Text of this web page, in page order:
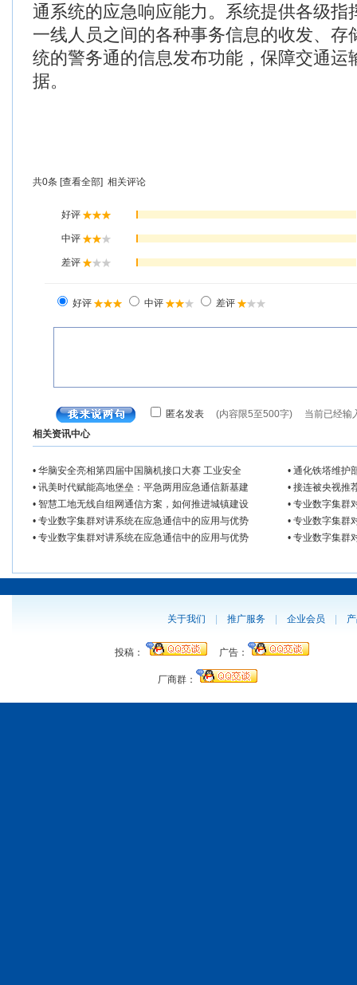
通系统的应急响应能力。系统提供各级指
一线人员之间的各种事务信息的收发、存
统的警务通的信息发布功能，保障交通运
据。
共0条 [查看全部] 相关评论
相关资讯中心
• 华脑安全亮相第四届中国脑机接口大赛 工业安全
• 通化铁塔维护
• 讯美时代赋能高地堡垒：平急两用应急通信新基建
• 接连被央视推
• 智慧工地无线自组网通信方案，如何推进城镇建设
• 专业数字集群
• 专业数字集群对讲系统在应急通信中的应用与优势
• 专业数字集群
• 专业数字集群对讲系统在应急通信中的应用与优势
• 专业数字集群
关于我们 | 推广服务| 企业会员 |
投稿： 广告：
厂商群：